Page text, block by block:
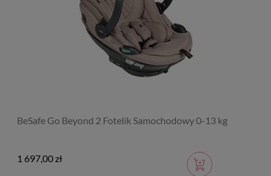
BeSafe Go Beyond 2 Fotelik Samochodowy 0-13 kg
1 697,00 zł